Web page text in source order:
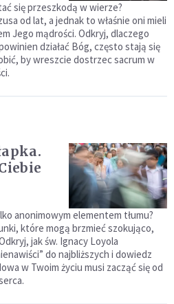
się przeszkodą w wierze?
od lat, a jednak to właśnie oni mieli
Jego mądrości. Odkryj, dlaczego
działać Bóg, często stają się
by wreszcie dostrzec sacrum w
anonimowym elementem tłumu?
które mogą brzmieć szokująco,
jak św. Ignacy Loyola
do najbliższych i dowiedz
w Twoim życiu musi zacząć się od